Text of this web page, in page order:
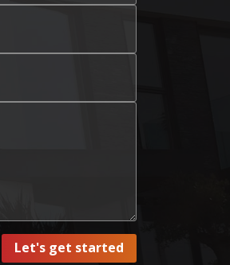
Let's get started